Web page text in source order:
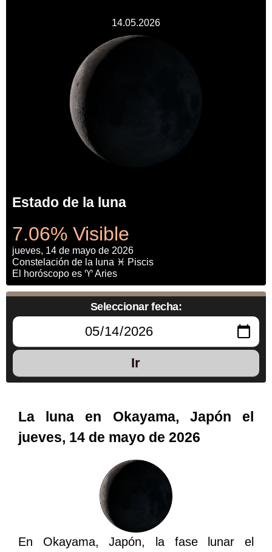
14.05.2026
Estado de la luna
7.06% Visible
jueves, 14 de mayo de 2026
Constelación de la luna ♓ Piscis
El horóscopo es ♈ Aries
Seleccionar fecha:
Ir
La luna en Okayama, Japón el
jueves, 14 de mayo de 2026
En Okayama, Japón, la fase lunar el